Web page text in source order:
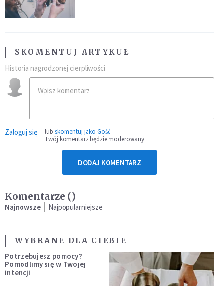
SKOMENTUJ ARTYKUŁ
Historia nagrodzonej cierpliwości
Zaloguj się lub skomentuj jako Gość
Twój komentarz będzie moderowany
DODAJ KOMENTARZ
Komentarze ()
Najnowsze Najpopularniejsze
WYBRANE DLA CIEBIE
Potrzebujesz pomocy?
Pomodlimy się w Twojej
intencji